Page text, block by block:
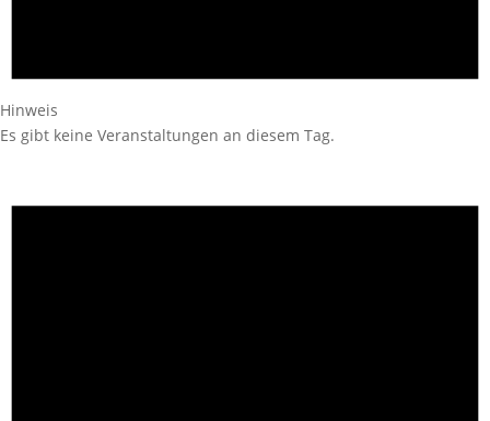
Hinweis
Es gibt keine Veranstaltungen an diesem Tag.